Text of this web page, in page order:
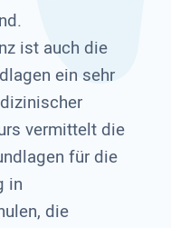
ist auch die
ein sehr
vermittelt die
für die
in
die